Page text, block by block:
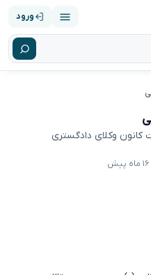
ورود
کانون وکلای دادگستری